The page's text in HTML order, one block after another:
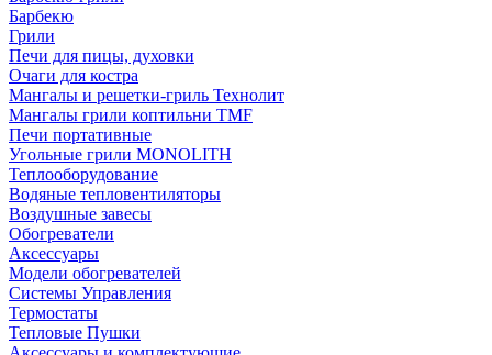
Барбекю
Грили
Печи для пицы, духовки
Очаги для костра
Мангалы и решетки-гриль Технолит
Мангалы грили коптильни TMF
Печи портативные
Угольные грили MONOLITH
Теплооборудование
Водяные тепловентиляторы
Воздушные завесы
Обогреватели
Аксессуары
Модели обогревателей
Системы Управления
Термостаты
Тепловые Пушки